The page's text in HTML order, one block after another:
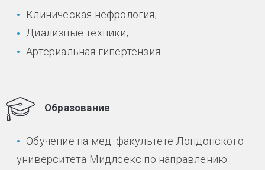
Клиническая нефрология;
Диализные техники;
Артериальная гипертензия.
Образование
Обучение на мед. факультете Лондонского
университета Мидлсекс по направлению